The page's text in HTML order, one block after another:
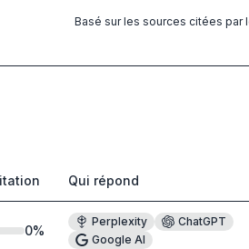
Basé sur les sources citées par
Qui répond
0%
Perplexity
ChatGPT
Google AI